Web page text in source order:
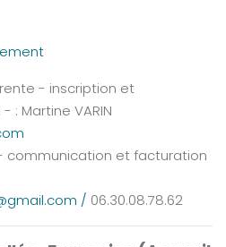
- inscription et
Martine VARIN
communication et facturation
/ 06.30.08.78.62